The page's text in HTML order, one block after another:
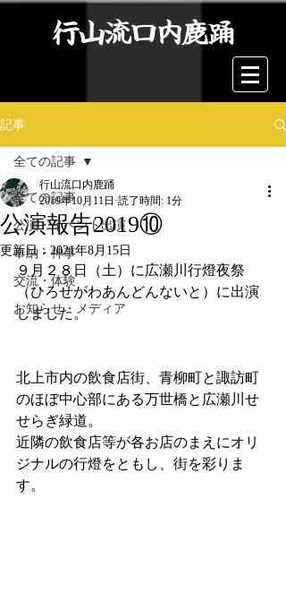
行山流口内鹿踊
記事
全ての記事
公演・イベント出演
奉納・神事
交流・体験
お知らせ・メディア
全ての記事
公演報告2019⑩
行山流口内鹿踊
2019年10月11日 読了時間: 1分
更新日： 2021年8月15日
９月２８日（土）に広瀬川行燈夜祭
（ひろせがわあんどんないと）に出演
しました。
北上市内の飲食店街、青柳町と諏訪町
のほぼ中心部にある万世橋と広瀬川せ
せらぎ緑道。
近隣の飲食店等が各お店のまえにオリ
ジナルの行燈をともし、街を彩りま
す。